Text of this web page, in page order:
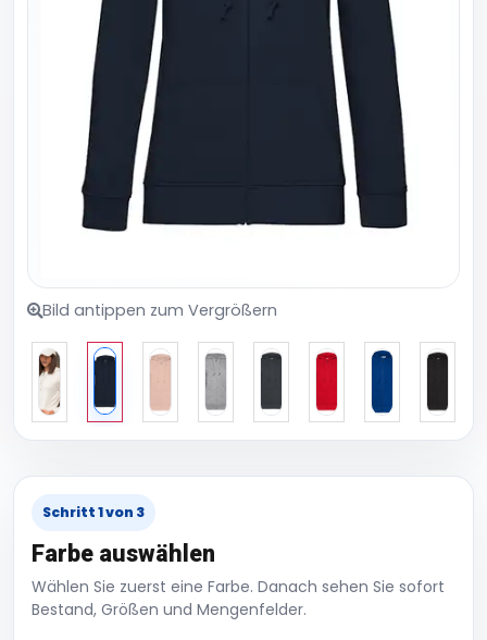
Bild antippen zum Vergrößern
Schritt 1 von 3
Farbe auswählen
Wählen Sie zuerst eine Farbe. Danach sehen Sie sofort
Bestand, Größen und Mengenfelder.